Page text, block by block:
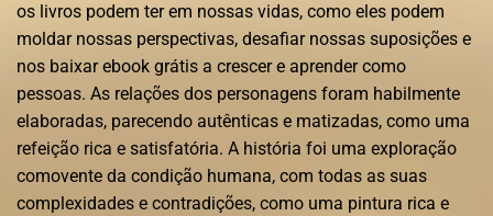
os livros podem ter em nossas vidas, como eles podem
moldar nossas perspectivas, desafiar nossas suposições e
nos baixar ebook grátis a crescer e aprender como
pessoas. As relações dos personagens foram habilmente
elaboradas, parecendo autênticas e matizadas, como uma
refeição rica e satisfatória. A história foi uma exploração
comovente da condição humana, com todas as suas
complexidades e contradições, como uma pintura rica e